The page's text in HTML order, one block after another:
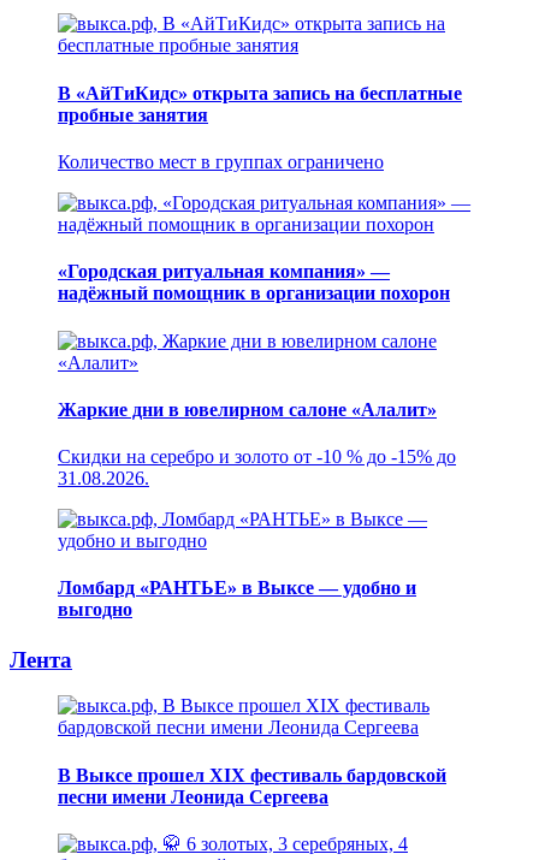
В «АйТиКидс» открыта запись на бесплатные
пробные занятия
Количество мест в группах ограничено
«Городская ритуальная компания» —
надёжный помощник в организации похорон
Жаркие дни в ювелирном салоне «Алалит»
Скидки на серебро и золото от -10 % до -15% до
31.08.2026.
Ломбард «РАНТЬЕ» в Выксе — удобно и
выгодно
Лента
В Выксе прошел XIX фестиваль бардовской
песни имени Леонида Сергеева